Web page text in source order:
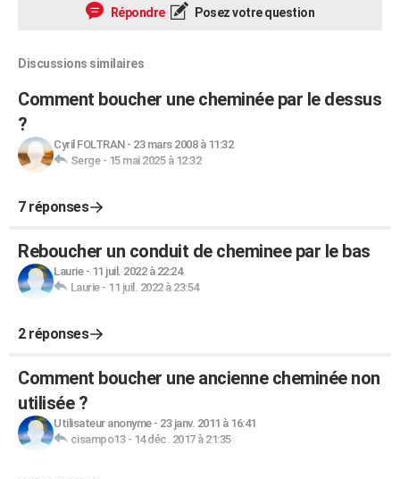
Répondre Posez votre question
Discussions similaires
Comment boucher une cheminée par le dessus
?
Cyril FOLTRAN- 23 mars 2008 à 11:32
Serge- 15 mai 2025 à 12:32
7 réponses
Reboucher un conduit de cheminee par le bas
Laurie- 11 juil. 2022 à 22:24
Laurie- 11 juil. 2022 à 23:54
2 réponses
Comment boucher une ancienne cheminée non
utilisée ?
Utilisateur anonyme- 23 janv. 2011 à 16:41
cisampo13- 14 déc. 2017 à 21:35